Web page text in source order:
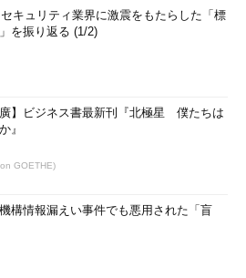
キュリティ業界に激震をもたらした「標
を振り返る (1/2)
廣】ビジネス書最新刊『北極星 僕たちは
』
GOETHE)
構情報漏えい事件でも悪用された「盲